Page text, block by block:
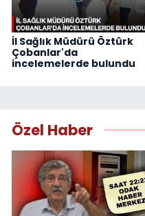
İl Sağlık Müdürü Öztürk
Çobanlar'da
incelemelerde bulundu
Özel Haber